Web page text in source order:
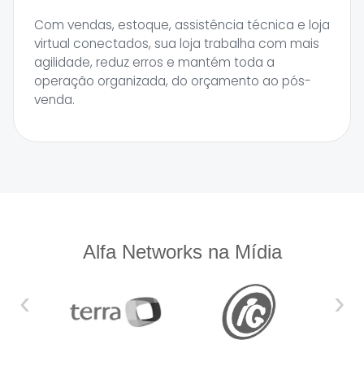
Com vendas, estoque, assistência técnica e loja
virtual conectados, sua loja trabalha com mais
agilidade, reduz erros e mantém toda a
operação organizada, do orçamento ao pós-
venda.
Alfa Networks na Mídia
‹ ›